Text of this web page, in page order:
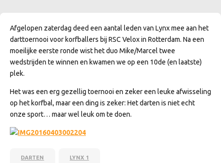
Afgelopen zaterdag deed een aantal leden van Lynx mee aan het
darttoernooi voor korfballers bij RSC Velox in Rotterdam. Na een
moeilijke eerste ronde wist het duo Mike/Marcel twee
wedstrijden te winnen en kwamen we op een 10de (en laatste)
plek.
Het was een erg gezellig toernooi en zeker een leuke afwisseling
op het korfbal, maar een ding is zeker: Het darten is niet echt
onze sport… maar wel leuk om te doen.
DARTEN LYNX 1